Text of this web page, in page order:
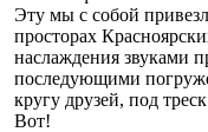
Эту мы с собой
просторах
наслаждения звуками
последующими
кругу друзей, под
Вот!